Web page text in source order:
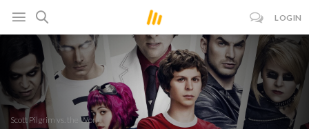
LOGIN
Scott Pilgrim vs. the World